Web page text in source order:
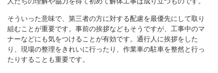
そういった意味で、第三者の方に対する配慮を最優先にして取り
組むことが重要です。事前の挨拶などもそうですが、工事中のマ
ナーなどにも気をつけることが有効です。通行人に挨拶をした
り、現場の整理をきれいに行ったり、作業車の駐車を整然と行っ
たりすることも重要です。